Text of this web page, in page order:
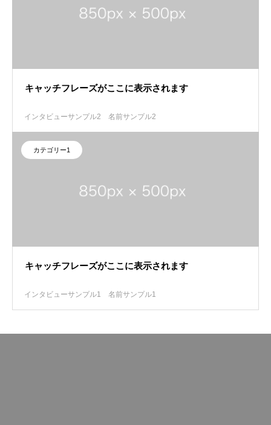
キャッチフレーズがここに表示されます
インタビューサンプル2 名前サンプル2
カテゴリー1
キャッチフレーズがここに表示されます
インタビューサンプル1 名前サンプル1